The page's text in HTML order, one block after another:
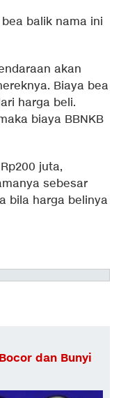
balik nama ini
akan
Biaya bea
harga beli.
biaya BBNKB
juta,
sebesar
bila harga belinya
dan Bunyi